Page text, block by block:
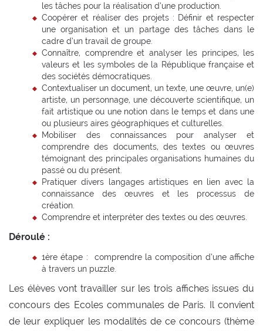
les tâches pour la réalisation d’une production.
Coopérer et réaliser des projets : Définir et respecter
une organisation et un partage des tâches dans le
cadre d’un travail de groupe.
Connaître, comprendre et analyser les principes, les
valeurs et les symboles de la République française et
des sociétés démocratiques.
Contextualiser un document, un texte, une œuvre, un(e)
artiste, un personnage, une découverte scientifique, un
fait artistique ou une notion dans le temps et dans une
ou plusieurs aires géographiques et culturelles.
Mobiliser des connaissances pour analyser et
comprendre des documents, des textes ou œuvres
témoignant des principales organisations humaines du
passé ou du présent.
Pratiquer divers langages artistiques en lien avec la
connaissance des œuvres et les processus de
création.
Comprendre et interpréter des textes ou des œuvres.
Déroulé :
1ère étape : comprendre la composition d’une affiche
à travers un puzzle.
Les élèves vont travailler sur les trois affiches issues du
concours des Ecoles communales de Paris. Il convient
de leur expliquer les modalités de ce concours (thème